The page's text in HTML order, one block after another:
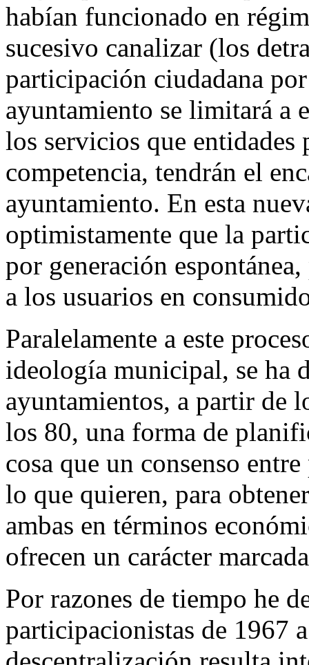
habían funcionado en
sucesivo canalizar (los
participación ciudadana
ayuntamiento se limitará a
los servicios que entidades
competencia, tendrán el
ayuntamiento. En esta
optimistamente que la
por generación
a los usuarios en
Paralelamente a este
ideología municipal, se ha
ayuntamientos, a partir de
los 80, una forma de
cosa que un consenso
lo que quieren, para
ambas en términos
ofrecen un carácter
Por razones de tiempo he
participacionistas de 1967